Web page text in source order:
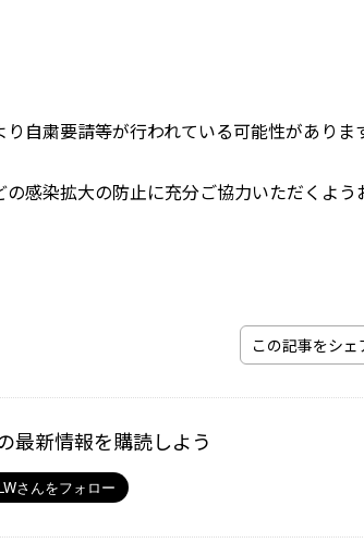
自粛要請等が行われている可能性がありま
感染拡大の防止に充分ご協力いただくよう
この記事をシェ
最新情報を購読しよう